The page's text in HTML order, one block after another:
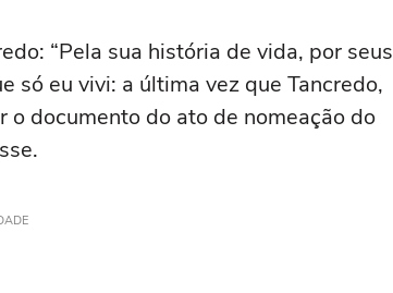
“Pela sua história de vida, por seus
só eu vivi: a última vez que Tancredo,
documento do ato de nomeação do